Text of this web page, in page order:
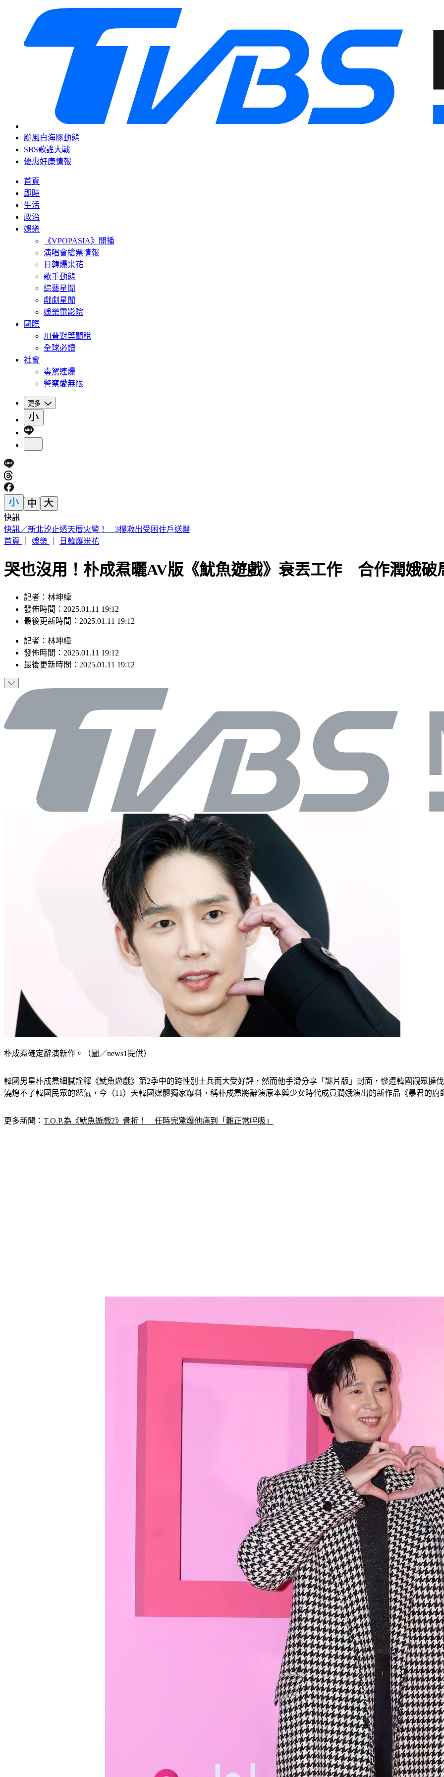
颱風白海豚動態
SBS歌謠大戰
優惠好康情報
首頁
即時
生活
政治
娛樂
《VPOPASIA》開播
演唱會搶票情報
日韓爆米花
歌手動態
綜藝星聞
戲劇星聞
娛樂電影院
國際
川普對等關稅
全球必讀
社會
毒駕連爆
警察愛無限
更多
快訊
日本人來台爆買！曬35公斤「超台戰利品」 網友見1物全笑翻
首頁
娛樂 日韓爆米花
哭也沒用！朴成焄曬AV版《魷魚遊戲》衰丟工作 合作潤娥破
記者：林坤緯
發佈時間：2025.01.11 19:12
最後更新時間：2025.01.11 19:12
記者 ： 林坤緯
發佈時間： 2025.01.11 19:12
最後更新時間： 2025.01.11 19:12
朴成焄確定辭演新作。（圖／news1提供）
韓國男星朴成焄細膩詮釋《魷魚遊戲》第2季中的跨性別士兵而大受好評，然而他手滑分享「謎片版」封面，慘遭韓國觀眾撻
澆熄不了韓國民眾的怒氣，今（11）天韓國媒體獨家爆料，稱朴成焄將辭演原本與少女時代成員潤娥演出的新作品《暴君的廚
更多新聞： T.O.P.為《魷魚遊戲2》骨折！　任時完驚爆他痛到「難正常呼吸」